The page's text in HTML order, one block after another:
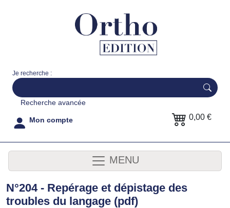
Je recherche :
Recherche avancée
Mon compte 0,00 €
MENU
N°204 - Repérage et dépistage des
troubles du langage (pdf)